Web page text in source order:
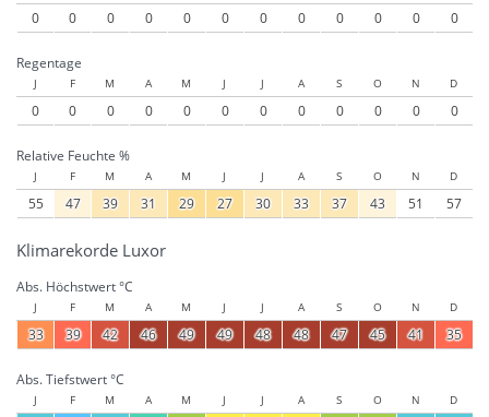
0 0 0 0 0 0 0 0 0 0 0 0
Regentage
J F M A M J J A S O N D
0 0 0 0 0 0 0 0 0 0 0 0
Relative Feuchte %
J F M A M J J A S O N D
55 47 39 31 29 27 30 33 37 43 51 57
Klimarekorde Luxor
Abs. Höchstwert °C
J F M A M J J A S O N D
33 39 42 46 49 49 48 48 47 45 41 35
Abs. Tiefstwert °C
J F M A M J J A S O N D